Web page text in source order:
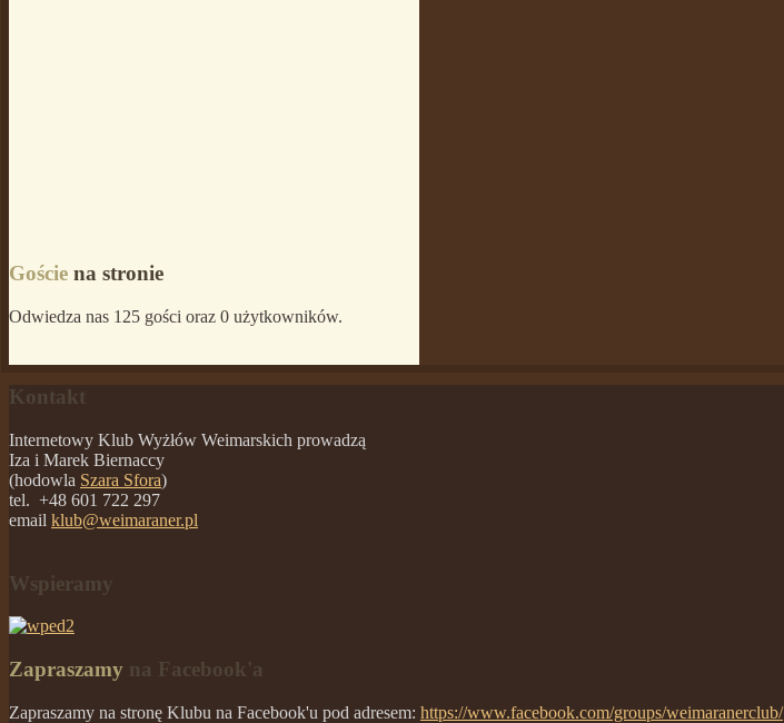
Goście na stronie
Odwiedza nas 125 gości oraz 0 użytkowników.
Kontakt
Internetowy Klub Wyżłów Weimarskich prowadzą
Iza i Marek Biernaccy
(hodowla Szara Sfora)
tel. +48 601 722 297
email klub@weimaraner.pl
Wspieramy
Zapraszamy na Facebook'a
Zapraszamy na stronę Klubu na Facebook'u pod adresem: https://www.facebook.com/groups/weimaranerclub/